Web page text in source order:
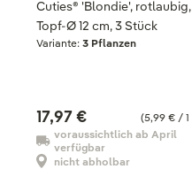
Cuties® 'Blondie', rotlaubig,
Topf-Ø 12 cm, 3 Stück
Variante:3 Pflanzen
(5,99 € /
17,97 €
voraussichtlich ab April
verfügbar
nicht abholbar